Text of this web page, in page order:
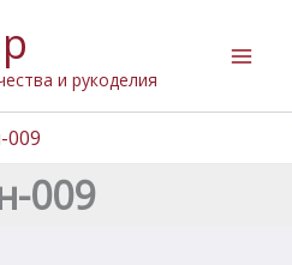
и рукоделия
009
009